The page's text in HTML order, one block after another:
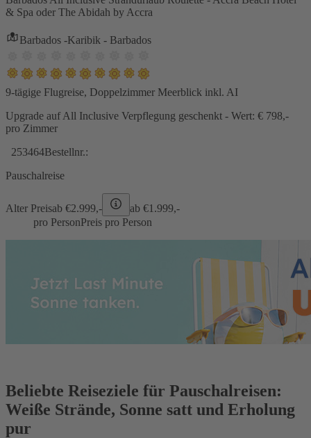
& Spa oder The Abidah by Accra
Barbados -Karibik - Barbados
9-tägige Flugreise, Doppelzimmer Meerblick inkl. AI
Upgrade auf All Inclusive Verpflegung geschenkt - Wert: € 798,-
pro Zimmer
253464Bestellnr.:
Pauschalreise
Alter Preisab €2.999,- ab €1.999,-
pro PersonPreis pro Person
Beliebte Reiseziele für Pauschalreisen:
Weiße Strände, Sonne satt und Erholung
pur